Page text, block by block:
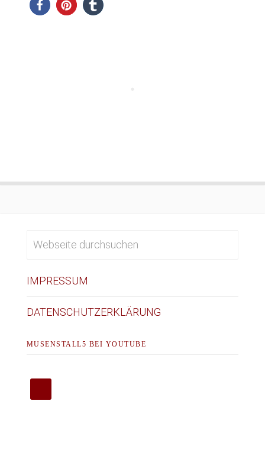
IMPRESSUM
DATENSCHUTZERKLÄRUNG
MUSENSTALL5 BEI YOUTUBE